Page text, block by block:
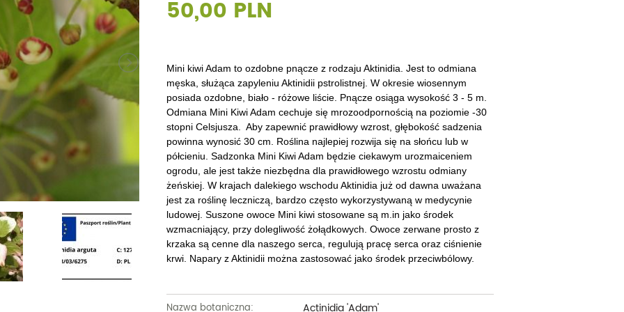
Truskawki i poziomki
Winogrona
Żurawiny
Pozostałe
Dęby
Glediczje
Głogi
Graby
Jabłonie ozdobne
Jarzębiny i jarząby
Kasztanowce
Wiązy
Wiśnie ozdobne
Złotokapy
Pozostałe
Derenie
Hibiskusy
Hortensje
Jaśminowce
Kaliny
Kalmie
Krzewuszki
Piwonie
Pnącza
Powojniki - Clematisy
Różaneczniki
Tawuły i tawułki
Wisterie
Żarnowce
Pozostałe
50,00 PLN
Mini kiwi Adam ​to ozdobne pnącze z rodzaju Aktinidia. Jest to odmiana
męska, służąca zapyleniu Aktinidii pstrolistnej. W okresie wiosennym
posiada ozdobne, biało - różowe liście. Pnącze osiąga wysokość 3 - 5 m.
Odmiana Mini Kiwi Adam cechuje się mrozoodpornością na poziomie -30
stopni Celsjusza. Aby zapewnić prawidłowy wzrost, głębokość sadzenia
powinna wynosić 30 cm. Roślina najlepiej rozwija się na słońcu lub w
półcieniu. Sadzonka Mini Kiwi Adam będzie ciekawym urozmaiceniem
ogrodu, ale jest także niezbędna dla prawidłowego wzrostu odmiany
żeńskiej. W krajach dalekiego wschodu Aktinidia już od dawna uważana
jest za roślinę leczniczą, bardzo często wykorzystywaną w medycynie
ludowej. Suszone owoce Mini kiwi stosowane są m.in jako środek
wzmacniający, przy dolegliwość żołądkowych. Owoce zerwane prosto z
krzaka są cenne dla naszego serca, regulują pracę serca oraz ciśnienie
krwi. Napary z Aktinidii można zastosować jako środek przeciwbólowy.
Nazwa botaniczna: Actinidia 'Adam'